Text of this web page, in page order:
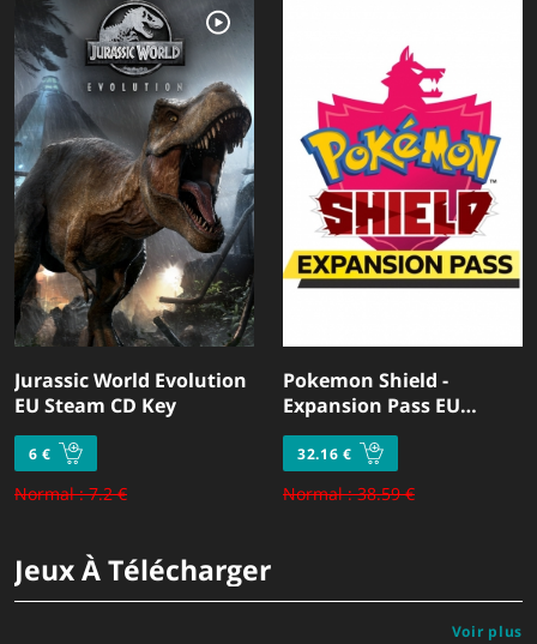
Jurassic World Evolution
EU Steam CD Key
6 €
Normal : 7.2 €
Pokemon Shield -
Expansion Pass EU
Nintendo Switch CD Key
32.16 €
Normal : 38.59 €
Jeux À Télécharger
Voir plus